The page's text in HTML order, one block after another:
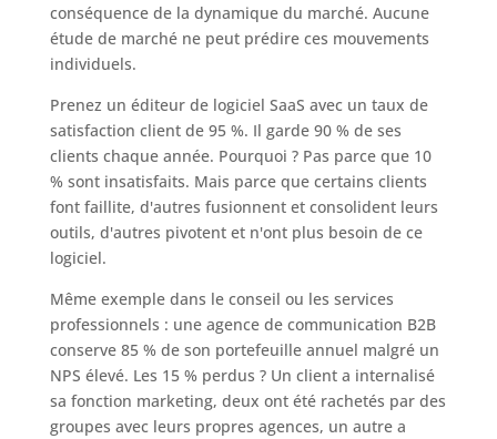
conséquence de la dynamique du marché. Aucune
étude de marché ne peut prédire ces mouvements
individuels.
Prenez un éditeur de logiciel SaaS avec un taux de
satisfaction client de 95 %. Il garde 90 % de ses
clients chaque année. Pourquoi ? Pas parce que 10
% sont insatisfaits. Mais parce que certains clients
font faillite, d'autres fusionnent et consolident leurs
outils, d'autres pivotent et n'ont plus besoin de ce
logiciel.
Même exemple dans le conseil ou les services
professionnels : une agence de communication B2B
conserve 85 % de son portefeuille annuel malgré un
NPS élevé. Les 15 % perdus ? Un client a internalisé
sa fonction marketing, deux ont été rachetés par des
groupes avec leurs propres agences, un autre a